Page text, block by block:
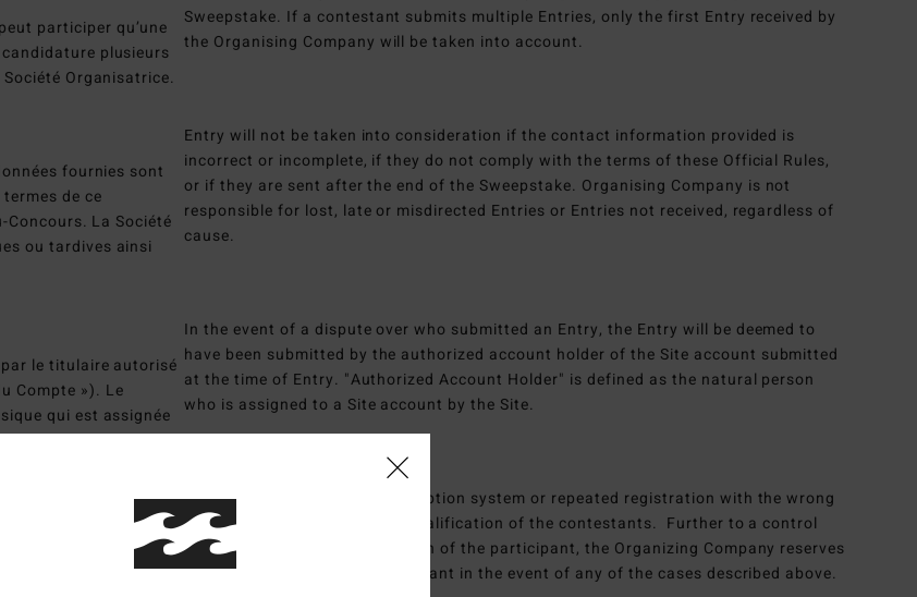
participer qu’une
plusieurs
Organisatrice.
fournies sont
de ce
La Société
ou tardives ainsi
le titulaire autorisé
Compte »). Le
qui est assignée
de fausse(s)
participantes. A la
exercé a posteriori,
Sweepstake. If a contestant submits multiple Entries, only the first Entry received by
the Organising Company will be taken into account.
Entry will not be taken into consideration if the contact information provided is
incorrect or incomplete, if they do not comply with the terms of these Official Rules,
or if they are sent after the end of the Sweepstake. Organising Company is not
responsible for lost, late or misdirected Entries or Entries not received, regardless of
cause.
In the event of a dispute over who submitted an Entry, the Entry will be deemed to
have been submitted by the authorized account holder of the Site account submitted
at the time of Entry. "Authorized Account Holder" is defined as the natural person
who is assigned to a Site account by the Site.
Any attempt to pirate the inscription system or repeated registration with the wrong
email address will lead to disqualification of the contestants. Further to a control
carried out after the registration of the participant, the Organizing Company reserves
the right to disqualify a participant in the event of any of the cases described above.